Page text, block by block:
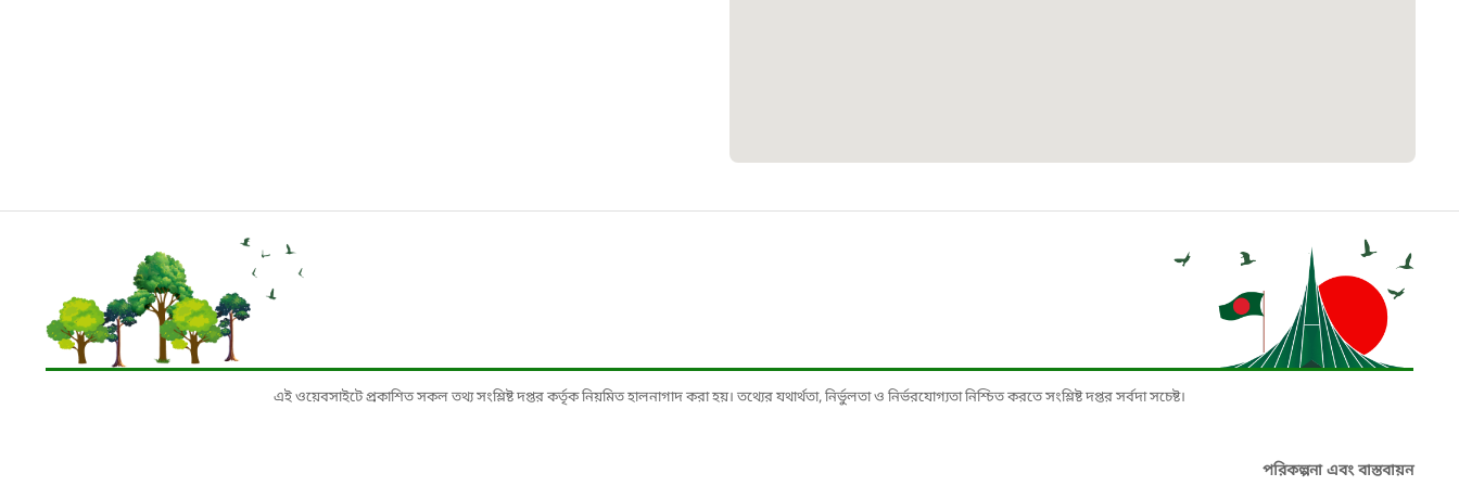
১৬১০৯
বাংলাদেশ কর্মচারী কল্যাণ বোর্ড হটলাইন
০১৯০৮৮৮৮৮৮৮
১৬১১৩
এই ওয়েবসাইটে প্রকাশিত সকল তথ্য সংশ্লিষ্ট দপ্তর কর্তৃক নিয়মিত হালনাগাদ করা হয়। তথ্যের যথার্থতা, নির্ভুলতা ও নির্ভরযোগ্যতা নিশ্চিত করতে সংশ্লিষ্ট দপ্তর সর্বদা সচেষ্ট।
পরিকল্পনা এবং বাস্তবায়ন